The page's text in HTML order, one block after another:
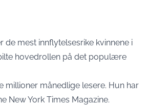
de mest innflytelsesrike kvinnene i
hovedrollen på det populære
millioner månedlige lesere. Hun har
New York Times Magazine.